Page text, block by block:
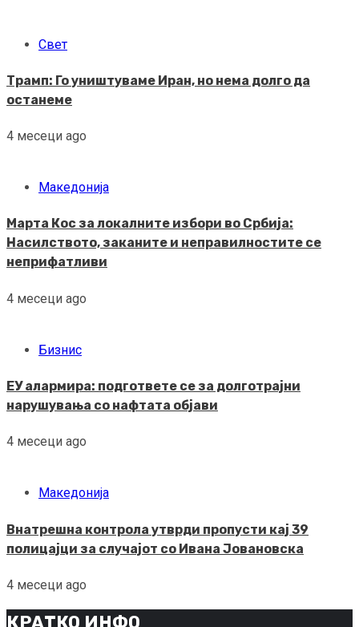
Свет
Трамп: Го уништуваме Иран, но нема долго да
останеме
4 месеци ago
Македонија
Марта Кос за локалните избори во Србија:
Насилството, заканите и неправилностите се
неприфатливи
4 месеци ago
Бизнис
ЕУ алармира: подгответе се за долготрајни
нарушувања со нафтата објави
4 месеци ago
Македонија
Внатрешна контрола утврди пропусти кај 39
полицајци за случајот со Ивана Јовановска
4 месеци ago
КРАТКО ИНФО